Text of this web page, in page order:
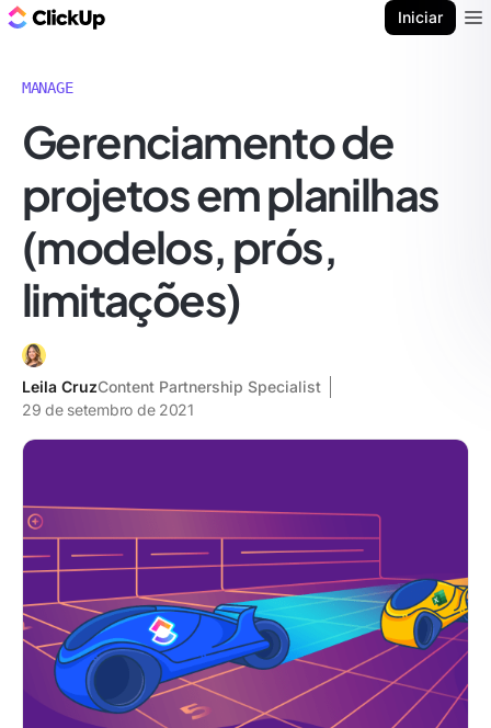
Iniciar
MANAGE
Gerenciamento de
projetos em planilhas
(modelos, prós,
limitações)
Leila CruzContent Partnership Specialist
29 de setembro de 2021